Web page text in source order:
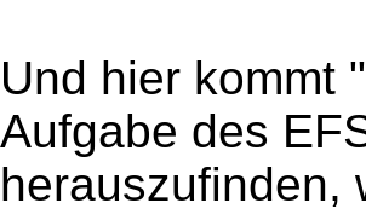
Und hier kommt
Aufgabe des
herauszufinden,